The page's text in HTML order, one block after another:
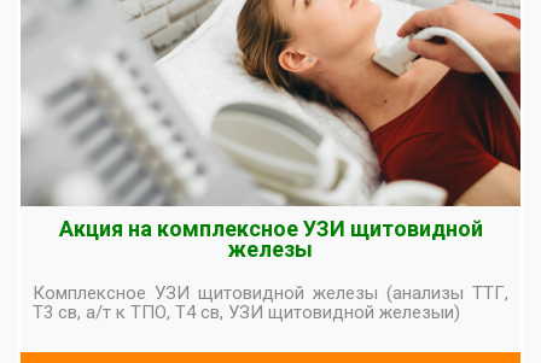
Акция на комплексное УЗИ щитовидной
железы
Комплексное УЗИ щитовидной железы (анализы ТТГ,
Т3 св, а/т к ТПО, Т4 св, УЗИ щитовидной железыи)